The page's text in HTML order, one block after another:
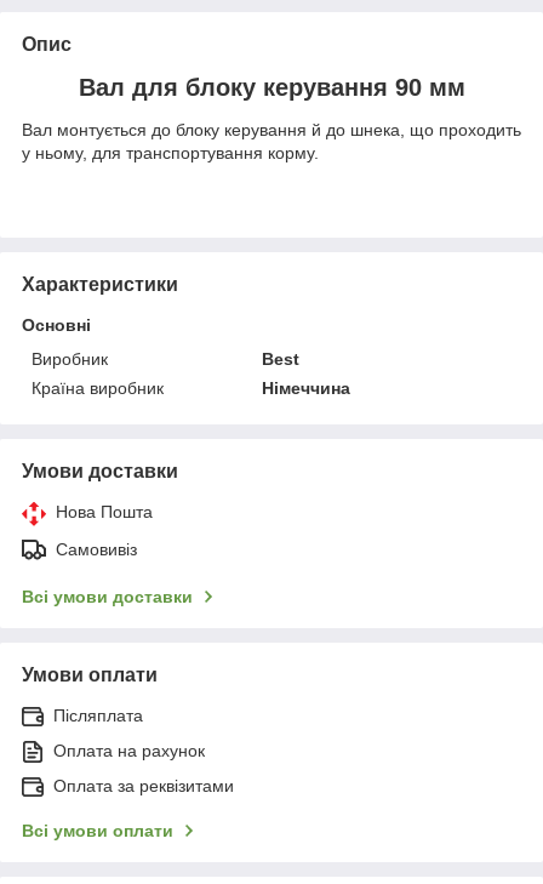
Опис
Вал для блоку керування 90 мм
Вал монтується до блоку керування й до шнека, що проходить
у ньому, для транспортування корму.
Характеристики
Основні
Виробник
Best
Країна виробник
Німеччина
Умови доставки
Нова Пошта
Самовивіз
Всі умови доставки
Умови оплати
Післяплата
Оплата на рахунок
Оплата за реквізитами
Всі умови оплати